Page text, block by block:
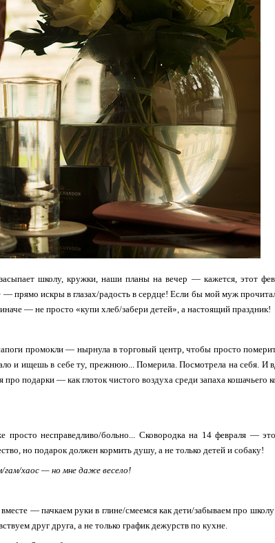
школу, кружки, наши планы на вечер — кажется, этот
прямо искры в глазах/радость в сердце! Если бы мой муж
— не просто «купи хлеб/забери детей», а настоящий праздник!
промокли — нырнула в торговый центр, чтобы просто
и ищешь в себе ту, прежнюю... Померила. Посмотрела на себя. И
подарки — как глоток чистого воздуха среди запаха кошачьего
просто несправедливо/больно... Сковородка на 14 февраля —
но подарок должен кормить душу, а не только детей и собаку!
хаос — но мне даже весело!
— пачкаем руки в глине/смеемся как дети/забываем про
друг друга, а не только график дежурств по кухне.